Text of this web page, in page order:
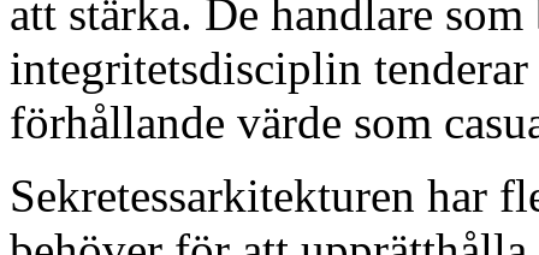
att stärka. De handlare
integritetsdisciplin
förhållande värde som
Sekretessarkitekturen har